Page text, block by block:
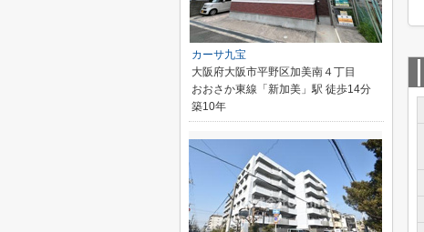
カーサ九宝
大阪府大阪市平野区加美南４丁目
おおさか東線「新加美」駅 徒歩14分
築10年